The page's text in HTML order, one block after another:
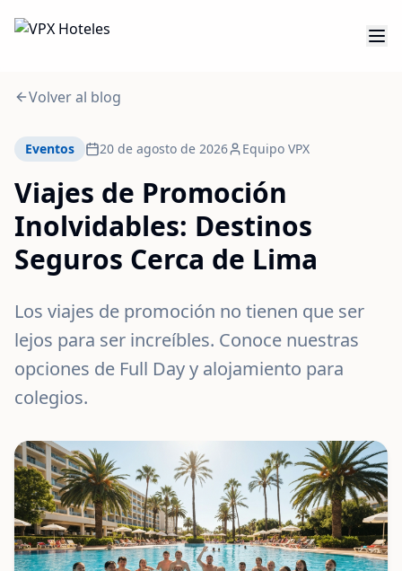
Volver al blog
Eventos 20 de agosto de 2026 Equipo VPX
Viajes de Promoción
Inolvidables: Destinos
Seguros Cerca de Lima
Los viajes de promoción no tienen que ser
lejos para ser increíbles. Conoce nuestras
opciones de Full Day y alojamiento para
colegios.